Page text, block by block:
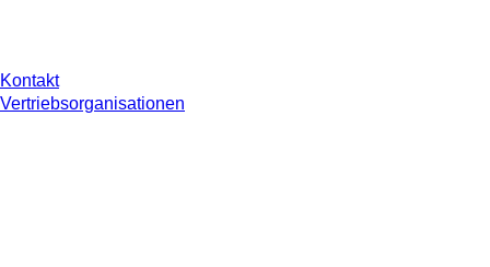
Kontakt
Vertriebsorganisationen